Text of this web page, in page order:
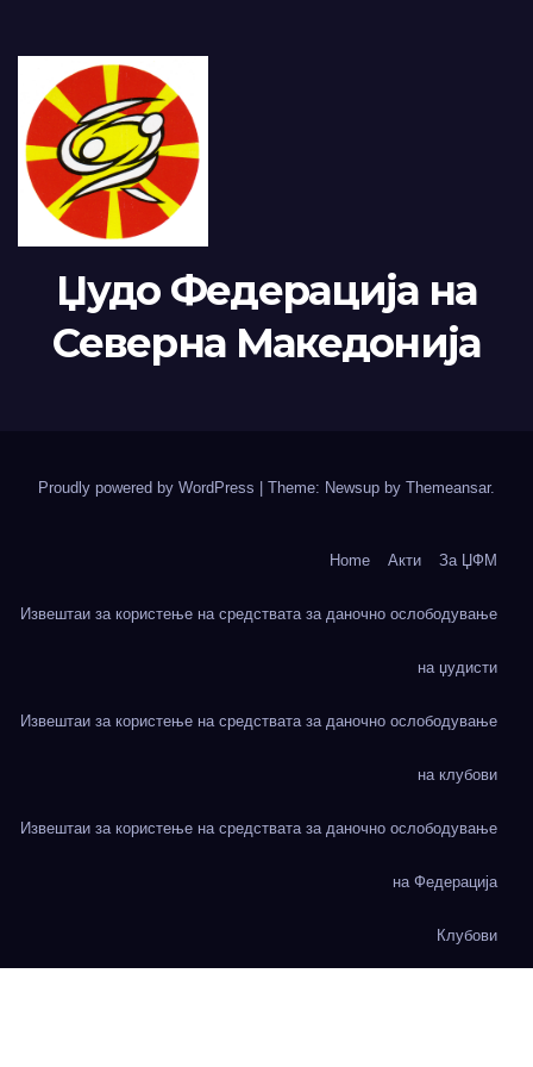
Џудо Федерација на
Северна Македонија
Proudly powered by WordPress Theme: Newsup by Themeansar.
Home Акти За ЏФМ
Извештаи за користење на средствата за даночно ослободување
на џудисти
Извештаи за користење на средствата за даночно ослободување
на клубови
Извештаи за користење на средствата за даночно ослободување
на Федерација
Клубови